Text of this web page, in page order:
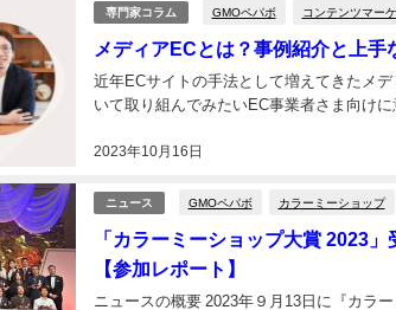
専門家コラム GMOペパボ コンテンツマー
メディアECとは？事例紹介と上手
2023年10月16日
近年ECサイトの手法として増えてきたメ
いて取り組んでみたいEC事業者さま向け
ニュース GMOペパボ カラーミーショップ
「カラーミーショップ大賞 2023
【参加レポート】
ニュースの概要 2023年９月13日に『カラ